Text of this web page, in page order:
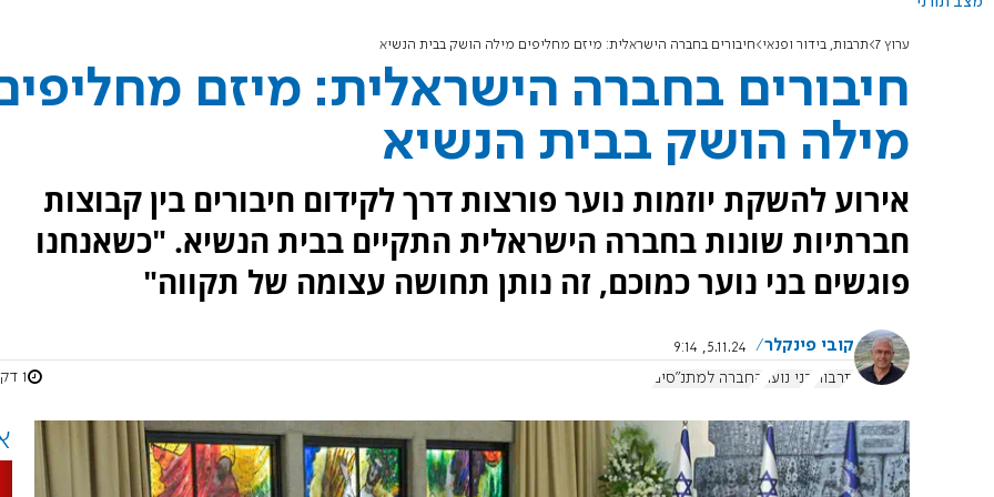
ערוץ 7 תרבות, בידור ופנאי חיבורים בחברה הישראלית: מיזם מחליפים מילה הושק בבית הנשיא
חיבורים בחברה הישראלית: מיזם
מילה הושק בבית הנשיא
אירוע להשקת יוזמות נוער פורצות דרך לקידום חיבורים בין קבוצות
חברתיות שונות בחברה הישראלית התקיים בבית הנשיא. "כשאנחנו
פוגשים בני נוער כמוכם, זה נותן תחושה עצומה של תקווה"
קובי פינקלר
5.11.24, 9:14
תרבות
בני נוער החברה למתנ"סים 1 דקות